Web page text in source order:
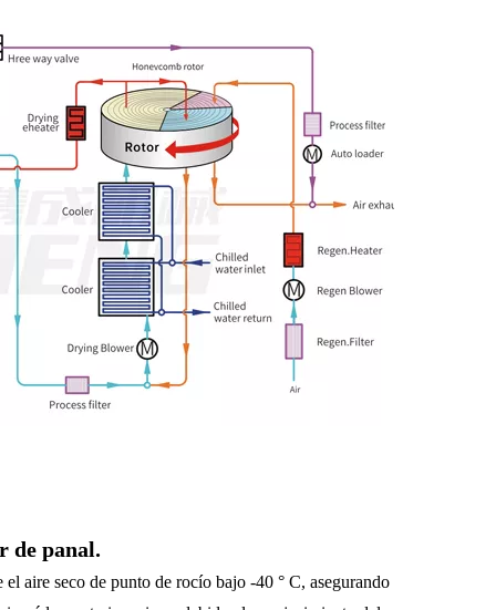
de panal.
aire seco de punto de rocío bajo -40 ° C, asegurando